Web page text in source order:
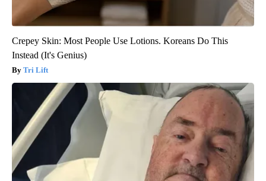
Crepey Skin: Most People Use Lotions. Koreans Do This
Instead (It's Genius)
Tri Lift